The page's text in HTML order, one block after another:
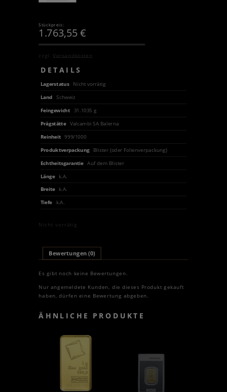
Stückpreis:
1.763,55€
zzgl.Versandkosten
DETAILS
Lagerstatus Nicht vorrätig
Land
Schweiz
Feingewicht
31.1035 g
Prägstätte Valcambi SA Balerna
Reinheit 999/1000
Produktverpackung
Blister (oder Folienverpackung)
Echtheitsgarantie Auf dem Blister
Länge
k.A.
Breite
k.A.
Tiefe k.A.
Nicht vorrätig
Bewertungen (0)
Es gibt noch keine Bewertungen.
Nur angemeldete Kunden, die dieses Produkt gekauft
haben, dürfen eine Bewertung abgeben.
ÄHNLICHE PRODUKTE